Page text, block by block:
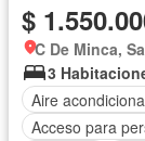
$
C De Minca,
3
Aire
Acceso para